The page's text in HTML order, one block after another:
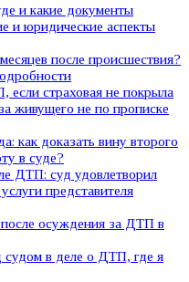
и какие документы
и юридические аспекты
после происшествия?
страховая не покрыла
живущего не по прописке
как доказать вину второго
в суде?
ДТП: суд удовлетворил
представителя
осуждения за ДТП в
судом в деле о ДТП, где я